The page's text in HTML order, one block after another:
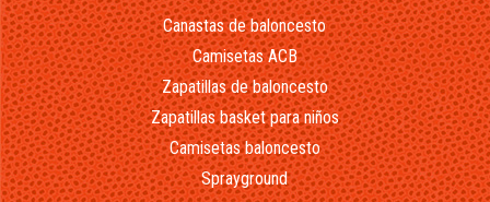
Canastas de baloncesto
Camisetas ACB
Zapatillas de baloncesto
Zapatillas basket para niños
Camisetas baloncesto
Sprayground